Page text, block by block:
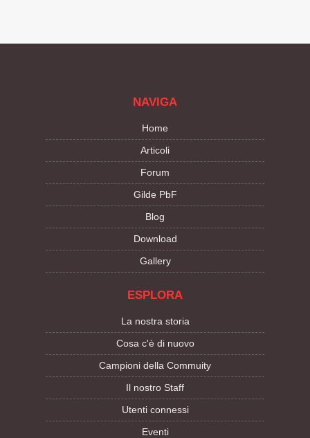
NAVIGA
Home
Articoli
Forum
Gilde PbF
Blog
Download
Gallery
ESPLORA
La nostra storia
Cosa c'è di nuovo
Campioni della Commuity
Il nostro Staff
Utenti connessi
Eventi